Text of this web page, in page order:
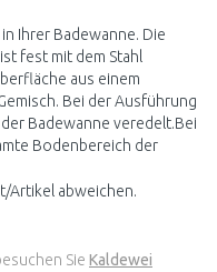
Ihrer Badewanne. Die
fest mit dem Stahl
aus einem
Bei der Ausführung
Badewanne veredelt.Bei
Bodenbereich der
Artikel abweichen.
Sie Kaldewei